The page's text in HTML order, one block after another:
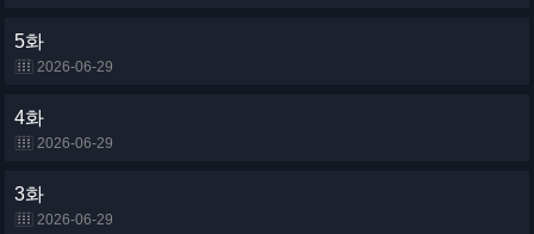
5화
2026-06-29
4화
2026-06-29
3화
2026-06-29